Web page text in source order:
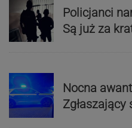
Policjanci
Są już za
Nocna
Zgłaszający